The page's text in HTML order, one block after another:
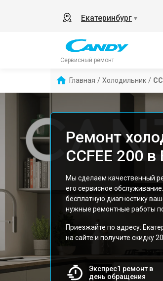
Екатеринбург ▼
Сервисный ремонт
Главная / Холодильник /
Ремонт
CCFEE 200
Мы сделаем качественный
его сервисное
бесплатную диагностику
нужные ремонтные работы
Приезжайте по адресу:
на сайте и получите скидку
Экспрес1 ремонт в
день обращения